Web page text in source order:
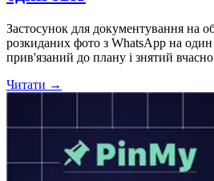
Застосунок для документування на
розкиданих фото з WhatsApp на один
прив'язаний до плану і знятий
Читати →